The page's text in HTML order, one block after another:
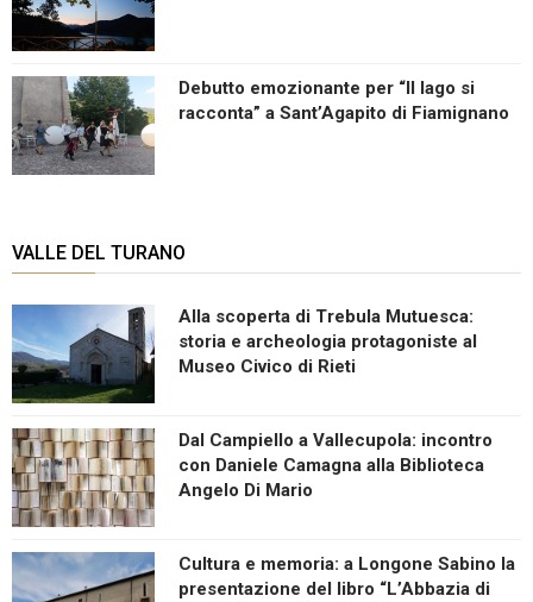
Debutto emozionante per “Il lago si
racconta” a Sant’Agapito di Fiamignano
VALLE DEL TURANO
Alla scoperta di Trebula Mutuesca:
storia e archeologia protagoniste al
Museo Civico di Rieti
Dal Campiello a Vallecupola: incontro
con Daniele Camagna alla Biblioteca
Angelo Di Mario
Cultura e memoria: a Longone Sabino la
presentazione del libro “L’Abbazia di